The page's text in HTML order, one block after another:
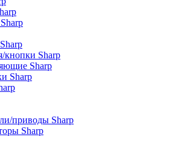
кнопки Sharp
Sharp
Sharp
приводы Sharp
Sharp